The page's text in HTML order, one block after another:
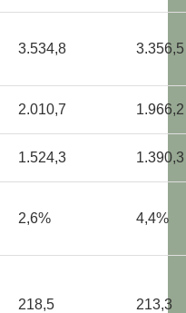
3.534,8 3.356,5
2.010,7 1.966,2
1.524,3 1.390,3
2,6% 4,4%
218,5 213,3